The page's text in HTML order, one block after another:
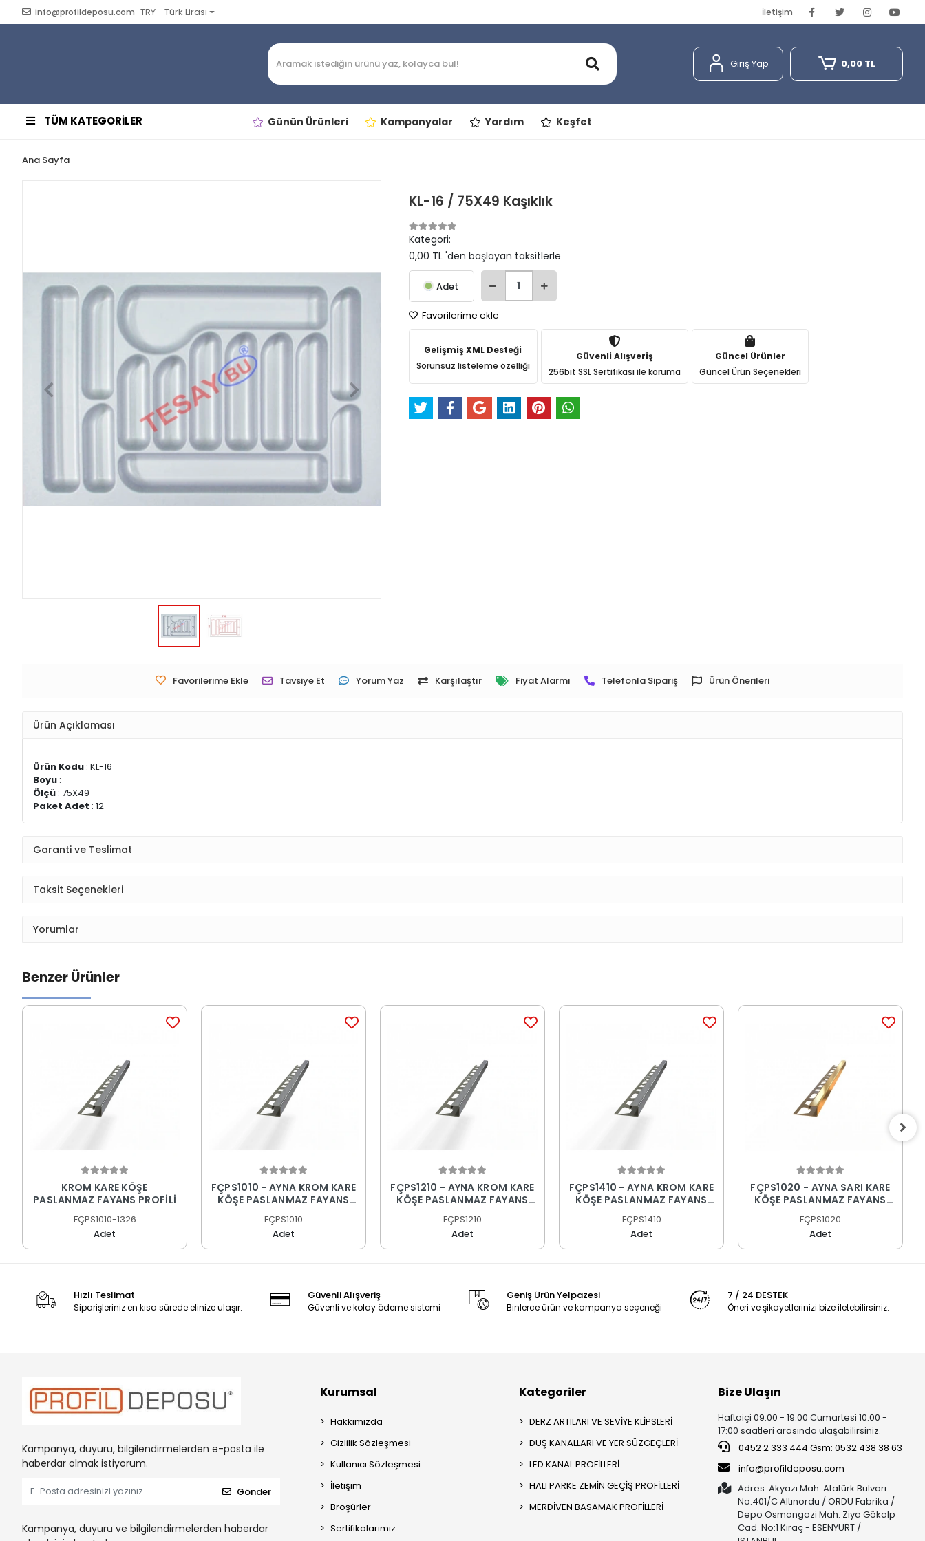
info@profildeposu.com TRY - Türk Lirası İletişim
Giriş Yap 0,00 TL
TÜM KATEGORİLER Günün Ürünleri Kampanyalar Yardım Keşfet
Ana Sayfa
KL-16 / 75X49 Kaşıklık
Kategori:
0,00 TL 'den başlayan taksitlerle
Adet
Favorilerime ekle
Gelişmiş XML Desteği
Sorunsuz listeleme özelliği
Güvenli Alışveriş
256bit SSL Sertifikası ile koruma
Güncel Ürünler
Güncel Ürün Seçenekleri
Favorilerime Ekle Tavsiye Et Yorum Yaz Karşılaştır Fiyat Alarmı Telefonla Sipariş Ürün Önerileri
Ürün Açıklaması
Ürün Kodu : KL-16
Boyu :
Ölçü : 75X49
Paket Adet : 12
Garanti ve Teslimat
Taksit Seçenekleri
Yorumlar
Benzer Ürünler
KROM KARE KÖŞE
PASLANMAZ FAYANS PROFİLİ
FÇPS1010-1326
Adet
FÇPS1010 - AYNA KROM KARE
KÖŞE PASLANMAZ FAYANS
FÇPS1010
Adet
FÇPS1210 - AYNA KROM KARE
KÖŞE PASLANMAZ FAYANS
FÇPS1210
Adet
FÇPS1410 - AYNA KROM KARE
KÖŞE PASLANMAZ FAYANS
FÇPS1410
Adet
FÇPS1020 - AYNA SARI KARE
KÖŞE PASLANMAZ FAYANS
FÇPS1020
Adet
Hızlı Teslimat
Siparişleriniz en kısa sürede elinize ulaşır.
Güvenli Alışveriş
Güvenli ve kolay ödeme sistemi
Geniş Ürün Yelpazesi
Binlerce ürün ve kampanya seçeneği
7 / 24 DESTEK
Öneri ve şikayetlerinizi bize iletebilirsiniz.
Kampanya, duyuru, bilgilendirmelerden e-posta ile
haberdar olmak istiyorum.
Gönder
Kampanya, duyuru ve bilgilendirmelerden haberdar
Kurumsal
Hakkımızda
Gizlilik Sözleşmesi
Kullanıcı Sözleşmesi
İletişim
Broşürler
Sertifikalarımız
Kategoriler
DERZ ARTILARI VE SEVİYE KLİPSLERİ
DUŞ KANALLARI VE YER SÜZGEÇLERİ
LED KANAL PROFİLLERİ
HALI PARKE ZEMİN GEÇİŞ PROFİLLERİ
MERDİVEN BASAMAK PROFİLLERİ
Bize Ulaşın
Haftaiçi 09:00 - 19:00 Cumartesi 10:00 -
17:00 saatleri arasında ulaşabilirsiniz.
0452 2 333 444 Gsm: 0532 438 38 63
info@profildeposu.com
Adres: Akyazı Mah. Atatürk Bulvarı
No:401/C Altınordu / ORDU Fabrika /
Depo Osmangazi Mah. Ziya Gökalp
Cad. No:1 Kıraç - ESENYURT /